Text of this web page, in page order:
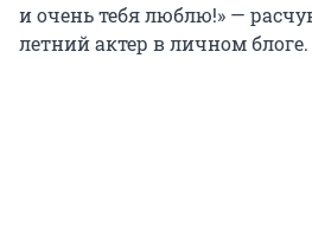
и очень тебя люблю!» —
летний актер в личном блоге.